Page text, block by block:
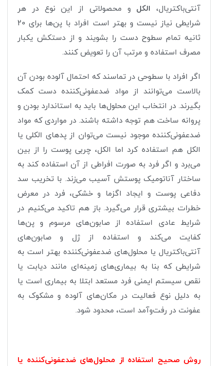
آنتی‌باکتریال، الکل و محصولاتی از این نوع در هر
شرایطی نیاز نیست و بهتر است افراد با پن‌ها برای 20
ثانیه تمام سطوح دست را بشویند و از دستکش یکبار
مصرف استفاده و مرتب آن را تعویض کنند.
اگر افراد با سطوحی در تماسند که احتمال آلوده بودن آن
بالاست می‌توانند از مواد ضدعفونی‌کننده دست کمک
بگیرند. در انتخاب این محلول‌ها باید به استاندارد بودن و
پروانه ساخت هم توجه داشته باشند. در مواردی که مواد
ضدعفونی‌کننده موجود نیست می‌توان از پدهای الکلی یا
الکل هم استفاده کرد اما الکل، چربی پوست را از بین
می‌برد و اگر فرد به صورت افراطی از آن استفاده کند به
ساختار آناتومیک پوستش آسیب می‌زند. با تخریب سد
دفاعی پوست و ایجاد اگزما و خشکی، فرد در معرض
خطرات بیشتری قرار می‌گیرد. باز هم تاکید می‌کنیم در
شرایط عادی استفاده از صابون‌های مرسوم و پن‌ها
کفایت می‌کند و استفاده از ژل و صابون‌های
آنتی‌باکتریال یا محلول‌های ضدعفونی‌کننده بهتر است به
شرایطی که بنا به بیماری‌های زمینه‌ای مانند دیابت یا
نقص سیستم ایمنی فرد مستعد ابتلا به بیماری است یا
به دلیل نوع فعالیت در مکان‌های آلوده و مشکوک به
عفونت در رفت‌وآمد است، محدود شود.
روش صحیح استفاده از محلول‌های ضدعفونی‌کننده یا